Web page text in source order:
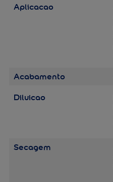
Aplicacao
Acabamento
Diluicao
Secagem